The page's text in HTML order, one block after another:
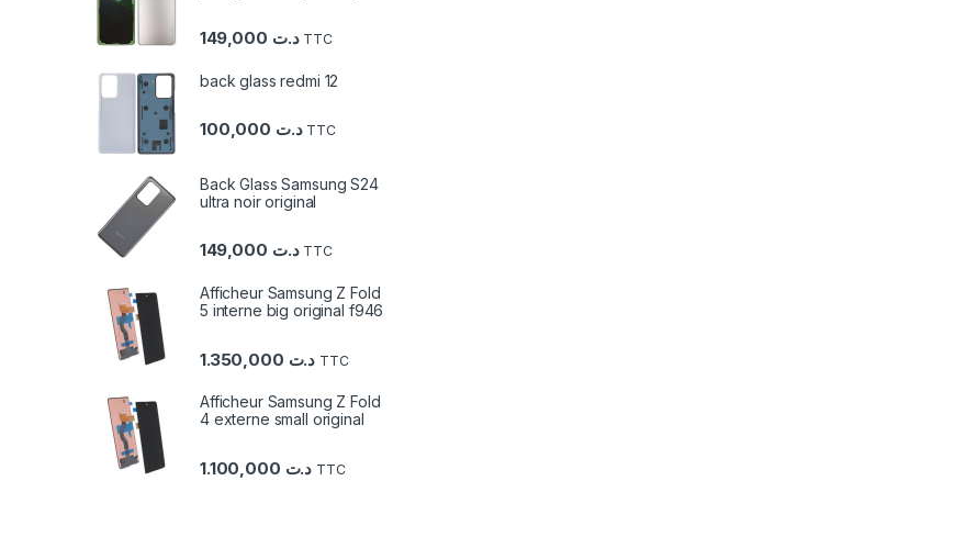
د.ت TTC
back glass redmi 12
د.ت TTC
Back Glass Samsung S24
ultra noir original
د.ت TTC
Afficheur Samsung Z Fold
5 interne big original f946
د.ت TTC
Afficheur Samsung Z Fold
4 externe small original
د.ت TTC